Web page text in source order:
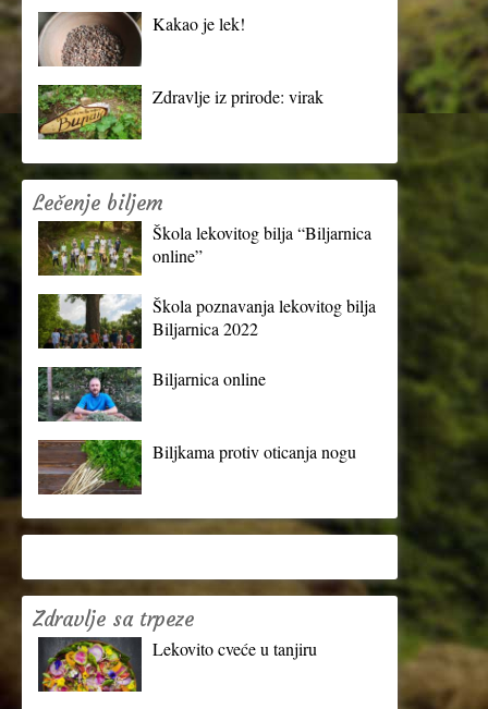
Kakao je lek!
Zdravlje iz prirode: virak
Lečenje biljem
Škola lekovitog bilja “Biljarnica
online”
Škola poznavanja lekovitog bilja
Biljarnica 2022
Biljarnica online
Biljkama protiv oticanja nogu
Zdravlje sa trpeze
Lekovito cveće u tanjiru